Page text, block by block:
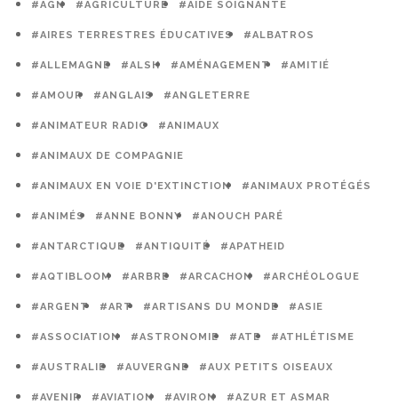
#AGN #AGRICULTURE #AIDE SOIGNANTE
#AIRES TERRESTRES ÉDUCATIVES #ALBATROS
#ALLEMAGNE #ALSH #AMÉNAGEMENT #AMITIÉ
#AMOUR #ANGLAIS #ANGLETERRE
#ANIMATEUR RADIO #ANIMAUX
#ANIMAUX DE COMPAGNIE
#ANIMAUX EN VOIE D'EXTINCTION #ANIMAUX PROTÉGÉS
#ANIMÉS #ANNE BONNY #ANOUCH PARÉ
#ANTARCTIQUE #ANTIQUITÉ #APATHEID
#AQTIBLOOM #ARBRE #ARCACHON #ARCHÉOLOGUE
#ARGENT #ART #ARTISANS DU MONDE #ASIE
#ASSOCIATION #ASTRONOMIE #ATE #ATHLÉTISME
#AUSTRALIE #AUVERGNE #AUX PETITS OISEAUX
#AVENIR #AVIATION #AVIRON #AZUR ET ASMAR